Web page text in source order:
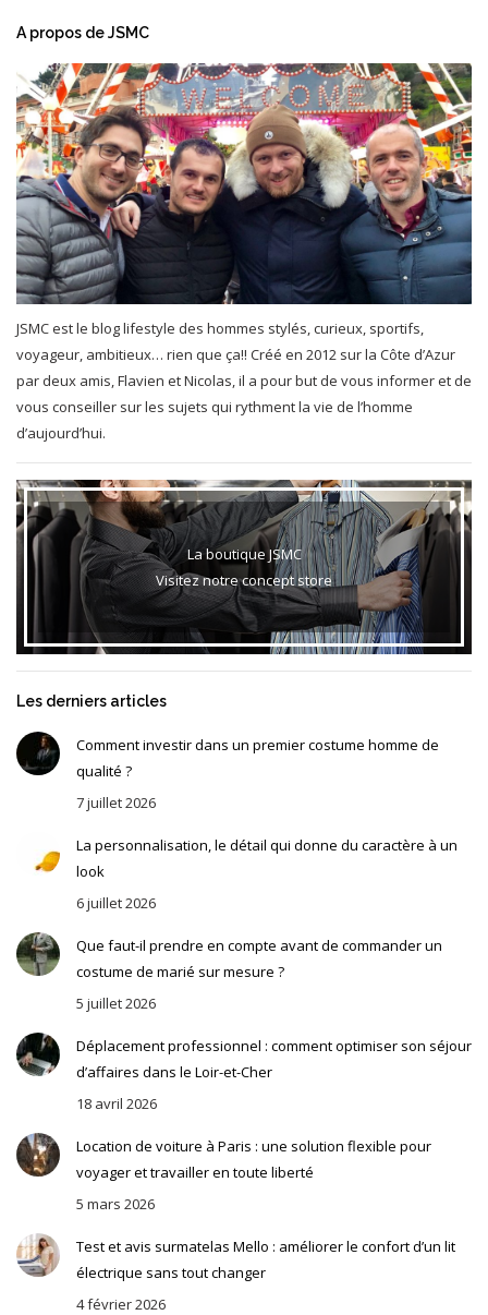
A propos de JSMC
JSMC est le blog lifestyle des hommes stylés, curieux, sportifs,
voyageur, ambitieux… rien que ça!! Créé en 2012 sur la Côte d’Azur
par deux amis, Flavien et Nicolas, il a pour but de vous informer et de
vous conseiller sur les sujets qui rythment la vie de l’homme
d’aujourd’hui.
La boutique JSMC
Visitez notre concept store
Les derniers articles
Comment investir dans un premier costume homme de
qualité ?
7 juillet 2026
La personnalisation, le détail qui donne du caractère à un
look
6 juillet 2026
Que faut-il prendre en compte avant de commander un
costume de marié sur mesure ?
5 juillet 2026
Déplacement professionnel : comment optimiser son séjour
d’affaires dans le Loir-et-Cher
18 avril 2026
Location de voiture à Paris : une solution flexible pour
voyager et travailler en toute liberté
5 mars 2026
Test et avis surmatelas Mello : améliorer le confort d’un lit
électrique sans tout changer
4 février 2026